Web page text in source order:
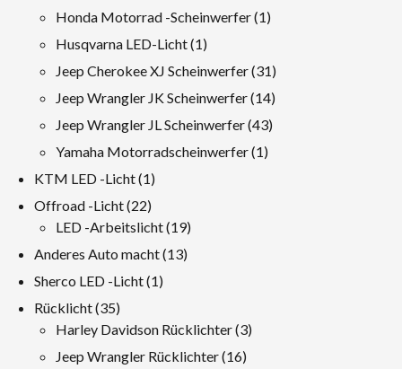
Produkte
Honda Motorrad -Scheinwerfer 11
Husqvarna LED-Licht 11
Produkt
Jeep Cherokee XJ Scheinwerfer 3131
Produkte
Jeep Wrangler JK Scheinwerfer 1414
Produkte
Jeep Wrangler JL Scheinwerfer 4343
Yamaha Motorradscheinwerfer 11
KTM LED -Licht 11
Produkt
Offroad -Licht 2222
Produkte
LED -Arbeitslicht 1919
Produkte
Anderes Auto macht 1313
Sherco LED -Licht 11
Rücklicht 3535
Produkte
Harley Davidson Rücklichter 33
Jeep Wrangler Rücklichter 1616